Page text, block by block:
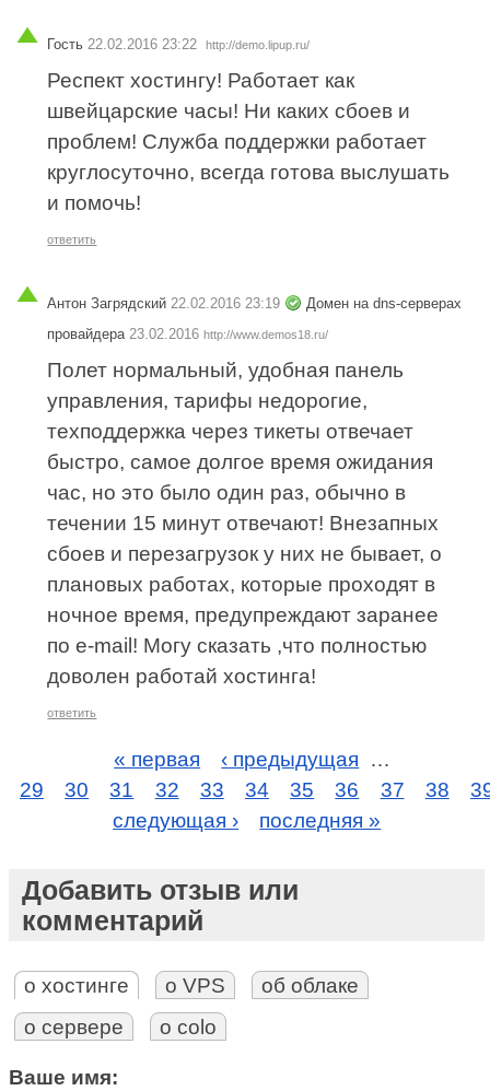
Гость 22.02.2016 23:22 http://demo.lipup.ru/
Респект хостингу! Работает как
швейцарские часы! Ни каких сбоев и
проблем! Служба поддержки работает
круглосуточно, всегда готова выслушать
и помочь!
ответить
Антон Загрядский 22.02.2016 23:19
Домен на dns-серверах
провайдера 23.02.2016 http://www.demos18.ru/
Полет нормальный, удобная панель
управления, тарифы недорогие,
техподдержка через тикеты отвечает
быстро, самое долгое время ожидания
час, но это было один раз, обычно в
течении 15 минут отвечают! Внезапных
сбоев и перезагрузок у них не бывает, о
плановых работах, которые проходят в
ночное время, предупреждают заранее
по e-mail! Могу сказать ,что полностью
доволен работай хостинга!
ответить
« первая ‹ предыдущая
…
29
30 31 32 33 34 35 36 37 38
следующая ›
последняя »
Добавить отзыв или
комментарий
о хостинге о VPS
об облаке
о сервере
о colo
Ваше имя: